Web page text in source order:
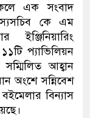
এক সংবাদ
কে এম
প্যাভিলিয়ন
আহ্বান
অংশে সন্নিবেশ
বিন্যাস